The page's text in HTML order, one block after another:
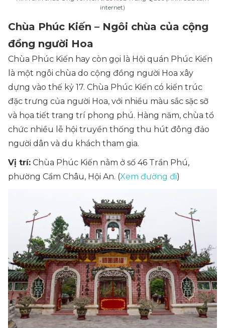
internet)
Chùa Phúc Kiến – Ngôi chùa của cộng
đồng người Hoa
Chùa Phúc Kiến hay còn gọi là Hội quán Phúc Kiến
là một ngôi chùa do cộng đồng người Hoa xây
dựng vào thế kỷ 17. Chùa Phúc Kiến có kiến trúc
đặc trưng của người Hoa, với nhiều màu sắc sặc sỡ
và họa tiết trang trí phong phú. Hàng năm, chùa tổ
chức nhiều lễ hội truyền thống thu hút đông đảo
người dân và du khách tham gia.
Vị trí: Chùa Phúc Kiến nằm ở số 46 Trần Phú,
phường Cẩm Châu, Hội An. (Xem đường đi)